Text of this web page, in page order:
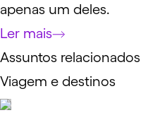
apenas um deles.
Ler mais
Assuntos relacionados
Viagem e destinos